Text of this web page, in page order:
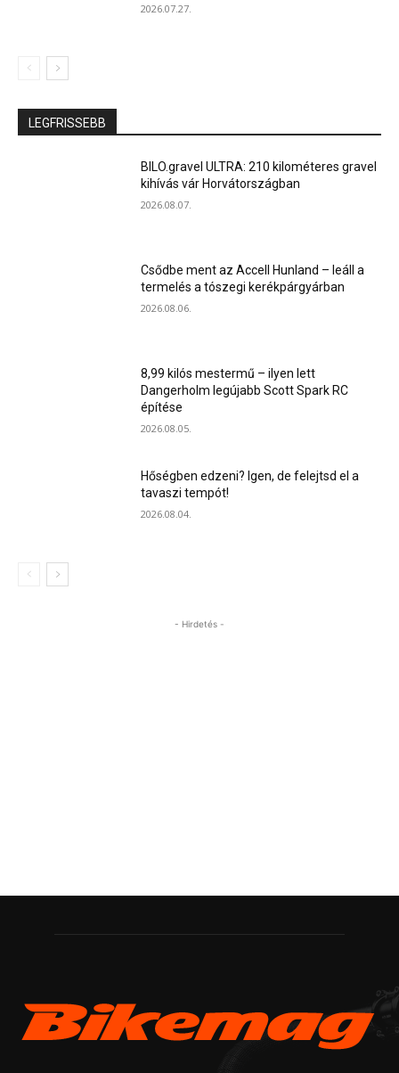
2026.07.27.
LEGFRISSEBB
BILO.gravel ULTRA: 210 kilométeres gravel
kihívás vár Horvátországban
2026.08.07.
Csődbe ment az Accell Hunland – leáll a
termelés a tószegi kerékpárgyárban
2026.08.06.
8,99 kilós mestermű – ilyen lett
Dangerholm legújabb Scott Spark RC
építése
2026.08.05.
Hőségben edzeni? Igen, de felejtsd el a
tavaszi tempót!
2026.08.04.
- Hirdetés -